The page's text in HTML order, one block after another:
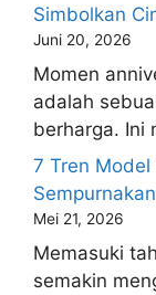
Simbolkan
Juni 20, 2026
Momen
adalah
berharga. Ini
7 Tren
Mei 21, 2026
Memasuki
semakin